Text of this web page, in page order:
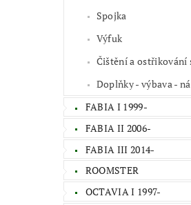
Spojka
Výfuk
Čištění a ostřikování
Doplňky - výbava -
FABIA I 1999-
FABIA II 2006-
FABIA III 2014-
ROOMSTER
OCTAVIA I 1997-